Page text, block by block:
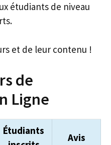
étudiants de niveau
et de leur contenu !
de
Ligne
Étudiants
Avis